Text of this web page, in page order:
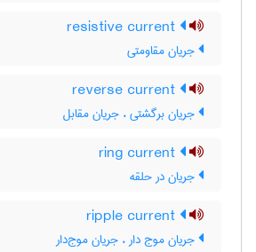
جریان مقاومتی
جریان برگشتی ، جریان مقابل
جریان در حلقه
جریان موج دار ، جریان موج‌دار